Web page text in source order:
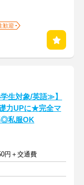
歓迎
生対象/英語≫】
力UPに★完全マ
◎私服OK
円＋交通費